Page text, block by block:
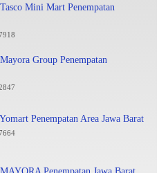
Mini Mart Penempatan
Group Penempatan
Penempatan Area Jawa Barat